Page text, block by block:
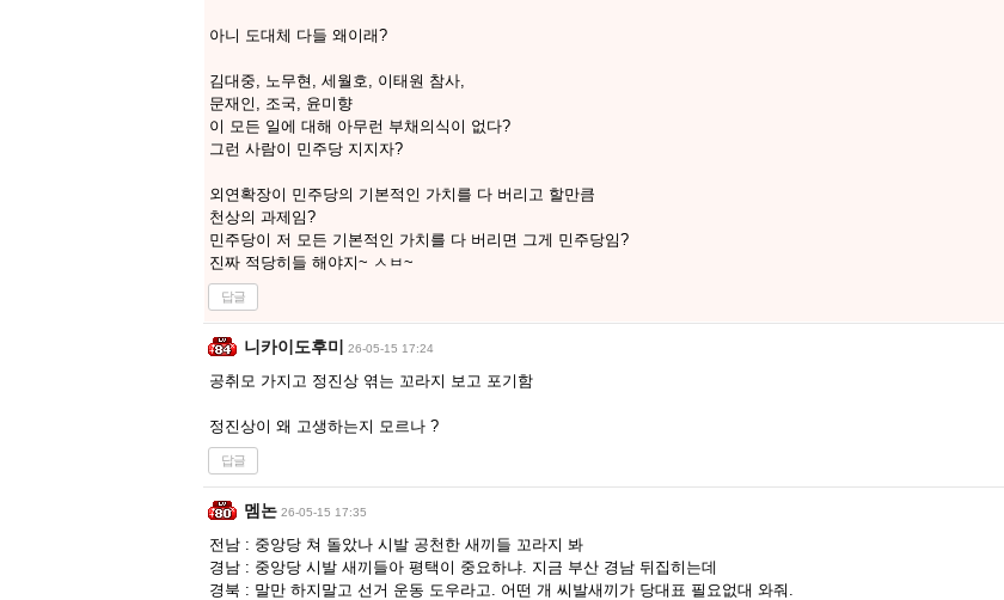
아니 도대체 다들 왜이래?
김대중, 노무현, 세월호, 이태원 참사,
문재인, 조국, 윤미향
이 모든 일에 대해 아무런 부채의식이 없다?
그런 사람이 민주당 지지자?
외연확장이 민주당의 기본적인 가치를 다 버리고 할만큼
천상의 과제임?
민주당이 저 모든 기본적인 가치를 다 버리면 그게 민주당임?
진짜 적당히들 해야지~ ㅅㅂ~
답글
니카이도후미 26-05-15 17:24
공취모 가지고 정진상 엮는 꼬라지 보고 포기함
정진상이 왜 고생하는지 모르나 ?
답글
멤논 26-05-15 17:35
전남 : 중앙당 쳐 돌았나 시발 공천한 새끼들 꼬라지 봐
경남 : 중앙당 시발 새끼들아 평택이 중요하냐. 지금 부산 경남 뒤집히는데
경북 : 말만 하지말고 선거 운동 도우라고. 어떤 개 씨발새끼가 당대표 필요없대 와줘.